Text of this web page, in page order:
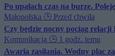
Po upałach czas na burze.
Małopolska 🕒 Przed chwilą
Czy będzie nocny pociąg
Komunikacja 🕒 1 godz. temu
Awaria zasilania. Wodny plac